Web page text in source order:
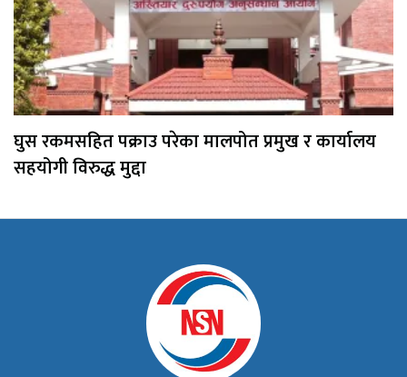
घुस रकमसहित पक्राउ परेका मालपोत प्रमुख र कार्यालय
सहयोगी विरुद्ध मुद्दा